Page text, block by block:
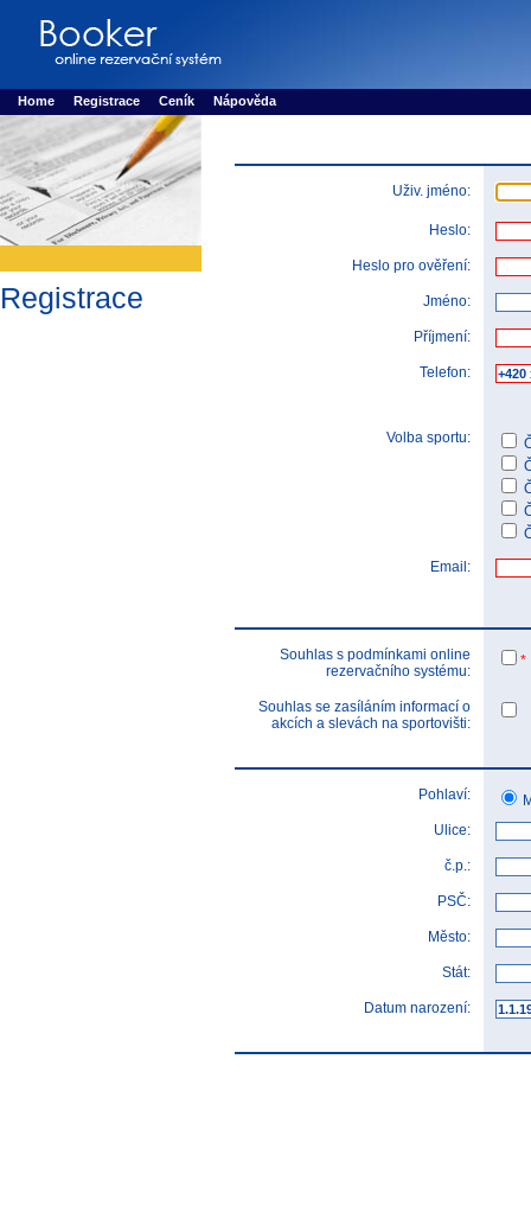
Rezervujse - Port�l pro online rezervace sportu
Home Registrace Ceník Nápověda
Registrace
Uživ. jméno:
Heslo:
Heslo pro ověření:
Jméno:
Příjmení:
Telefon:
Volba sportu:
Email:
Souhlas s podmínkami online
rezervačního systému:
*
Souhlas se zasíláním informací o
akcích a slevách na sportovišti:
Pohlaví:
Ulice:
č.p.:
PSČ:
Město:
Stát:
Datum narození: